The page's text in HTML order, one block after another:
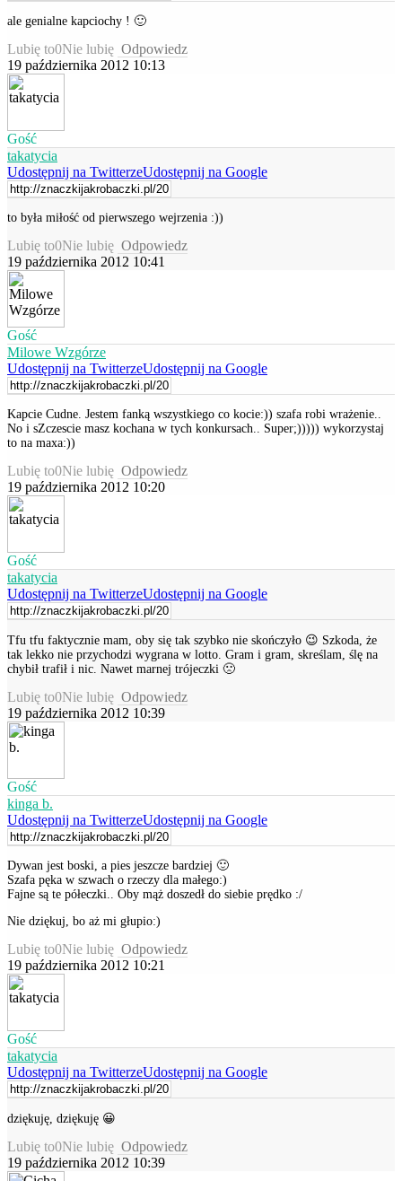
ale genialne kapciochy ! 🙂
Lubię to0Nie lubię Odpowiedz
19 października 2012 10:13
Gość
takatycia
Udostępnij na TwitterzeUdostępnij na Google
to była miłość od pierwszego wejrzenia :))
Lubię to0Nie lubię Odpowiedz
19 października 2012 10:41
Gość
Milowe Wzgórze
Udostępnij na TwitterzeUdostępnij na Google
Kapcie Cudne. Jestem fanką wszystkiego co kocie:)) szafa robi wrażenie..
No i sZczescie masz kochana w tych konkursach.. Super;))))) wykorzystaj
to na maxa:))
Lubię to0Nie lubię Odpowiedz
19 października 2012 10:20
Gość
takatycia
Udostępnij na TwitterzeUdostępnij na Google
Tfu tfu faktycznie mam, oby się tak szybko nie skończyło 😉 Szkoda, że
tak lekko nie przychodzi wygrana w lotto. Gram i gram, skreślam, ślę na
chybił trafił i nic. Nawet marnej trójeczki 🙁
Lubię to0Nie lubię Odpowiedz
19 października 2012 10:39
Gość
kinga b.
Udostępnij na TwitterzeUdostępnij na Google
Dywan jest boski, a pies jeszcze bardziej 🙂
Szafa pęka w szwach o rzeczy dla małego:)
Fajne są te półeczki.. Oby mąż doszedł do siebie prędko :/
Nie dziękuj, bo aż mi głupio:)
Lubię to0Nie lubię Odpowiedz
19 października 2012 10:21
Gość
takatycia
Udostępnij na TwitterzeUdostępnij na Google
dziękuję, dziękuję 😀
Lubię to0Nie lubię Odpowiedz
19 października 2012 10:39